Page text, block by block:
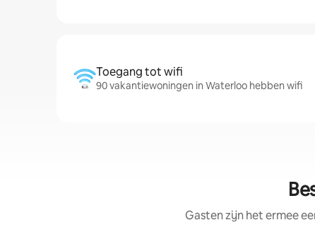
Toegang tot wifi
90 vakantiewoningen in Waterloo hebben wifi
Gasten zijn het ermee